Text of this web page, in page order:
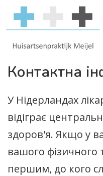
Контактна
У Нідерландах
відіграє
здоров'я. Якщо у
вашого фізичного
першим, до кого